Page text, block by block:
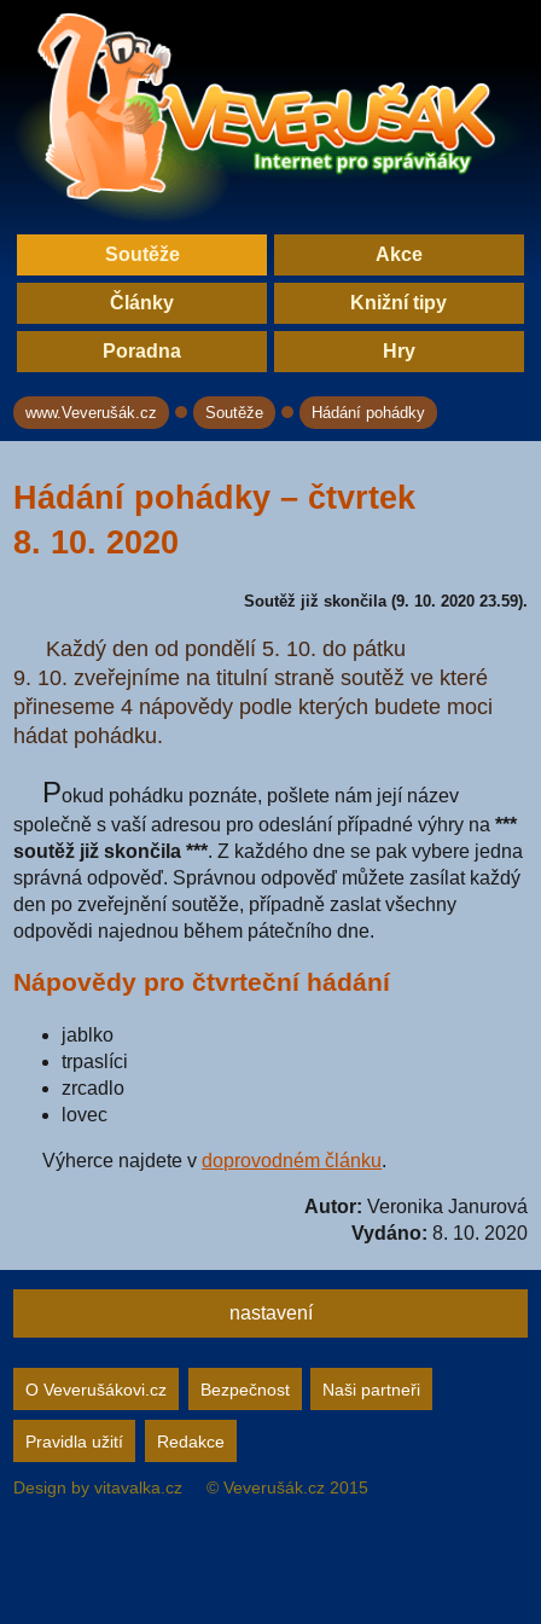
Soutěže Akce
Články Knižní tipy
Poradna Hry
www.Veverušák.cz→ Soutěže→ Hádání pohádky
Hádání pohádky – čtvrtek
8. 10. 2020
Soutěž již skončila (9. 10. 2020 23.59).
Každý den od pondělí 5. 10. do pátku
9. 10. zveřejníme na titulní straně soutěž ve které
přineseme 4 nápovědy podle kterých budete moci
hádat pohádku.
Pokud pohádku poznáte, pošlete nám její název
společně s vaší adresou pro odeslání případné výhry na***
soutěž již skončila ***. Z každého dne se pak vybere jedna
správná odpověď. Správnou odpověď můžete zasílat každý
den po zveřejnění soutěže, případně zaslat všechny
odpovědi najednou během pátečního dne.
Nápovědy pro čtvrteční hádání
jablko
trpaslíci
zrcadlo
lovec
Výherce najdete vdoprovodném článku.
Autor: Veronika Janurová
Vydáno: 8. 10. 2020
nastavení
Nastavení webu
Animované
O Veverušákovi.cz Bezpečnost Naši partneři
Pravidla užití Redakce
Design byvitavalka.cz © Veverušák.cz 2015